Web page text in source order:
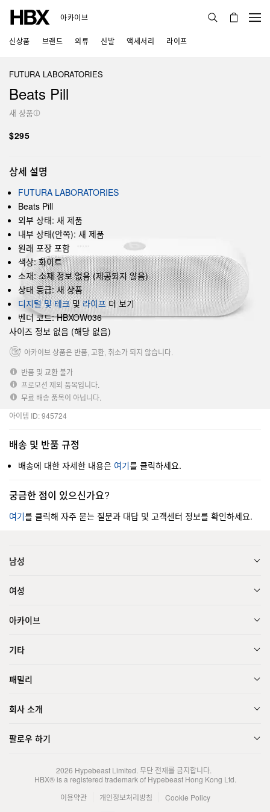
아카이브
신상품 브랜드 의류 신발 액세서리 라이프
FUTURA LABORATORIES
Beats Pill
새 상품
$295
상세 설명
FUTURA LABORATORIES
Beats Pill
외부 상태: 새 제품
내부 상태(안쪽): 새 제품
원래 포장 포함
색상: 화이트
소재: 소재 정보 없음 (제공되지 않음)
상태 등급: 새 상품
디지털 및 테크및라이프더 보기
벤더 코드: HBXOW036
사이즈 정보 없음 (해당 없음)
아카이브 상품은 반품, 교환, 취소가 되지 않습니다.
반품 및 교환 불가
프로모션 제외 품목입니다.
무료 배송 품목이 아닙니다.
아이템 ID: 945724
배송 및 반품 규정
배송에 대한 자세한 내용은 여기를 클릭하세요.
궁금한 점이 있으신가요?
여기를 클릭해 자주 묻는 질문과 대답 및 고객센터 정보를 확인하세요.
남성
여성
아카이브
기타
패밀리
회사 소개
팔로우 하기
2026 Hypebeast Limited. 무단 전재를 금지합니다.
HBX® is a registered trademark of Hypebeast Hong Kong Ltd.
이용약관
개인정보처리방침
Cookie Policy